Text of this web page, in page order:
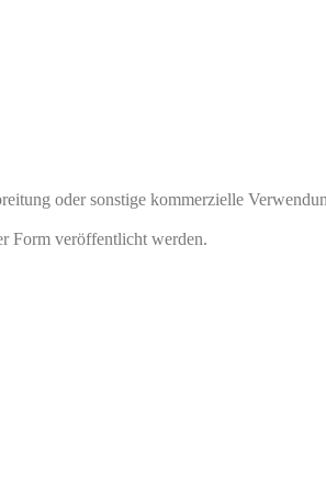
oder sonstige kommerzielle
Form veröffentlicht werden.